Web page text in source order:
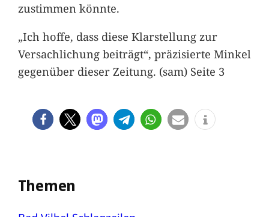
zustimmen könnte.
„Ich hoffe, dass diese Klarstellung zur
Versachlichung beiträgt“, präzisierte Minkel
gegenüber dieser Zeitung. (sam) Seite 3
Themen